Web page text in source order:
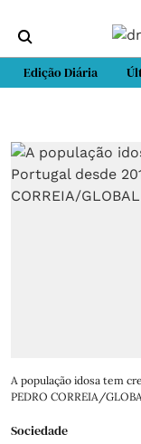
Edição Diária
A população idosa tem
PEDRO CORREIA/
Sociedade